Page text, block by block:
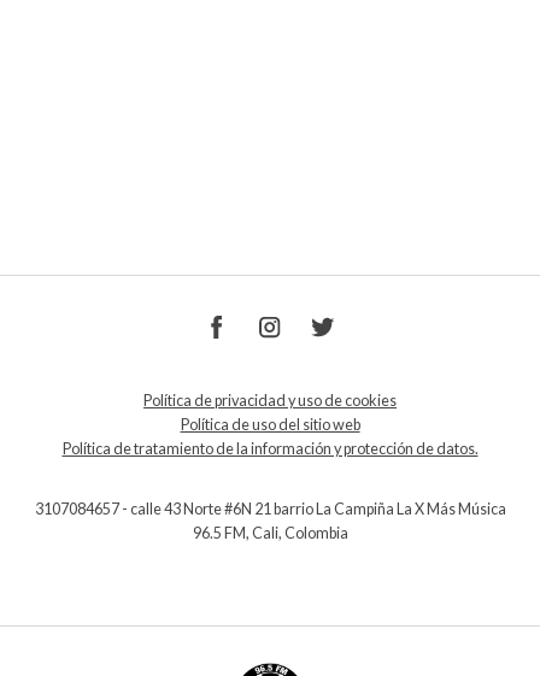
Política de privacidad y uso de cookies
Política de uso del sitio web
Política de tratamiento de la información y protección de datos.
3107084657 - calle 43 Norte #6N 21 barrio La Campiña La X Más Música
96.5 FM, Cali, Colombia